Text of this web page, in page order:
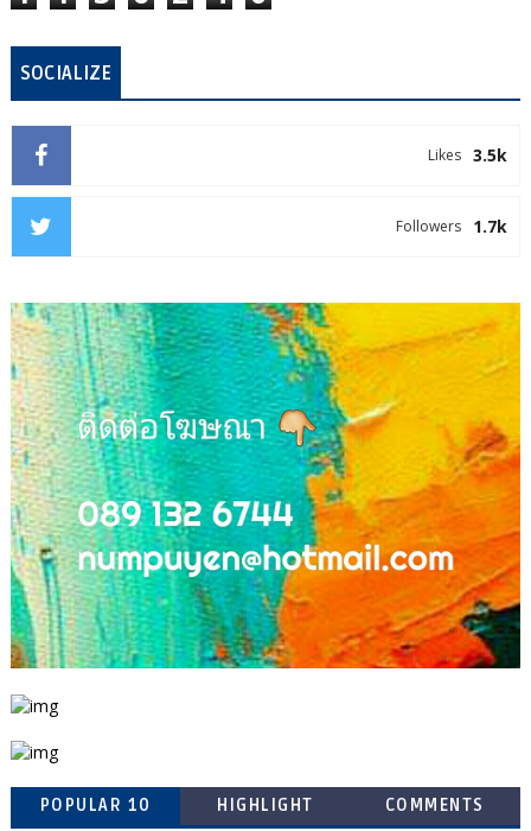
SOCIALIZE
3.5k
Likes
1.7k
Followers
POPULAR 10 HIGHLIGHT COMMENTS